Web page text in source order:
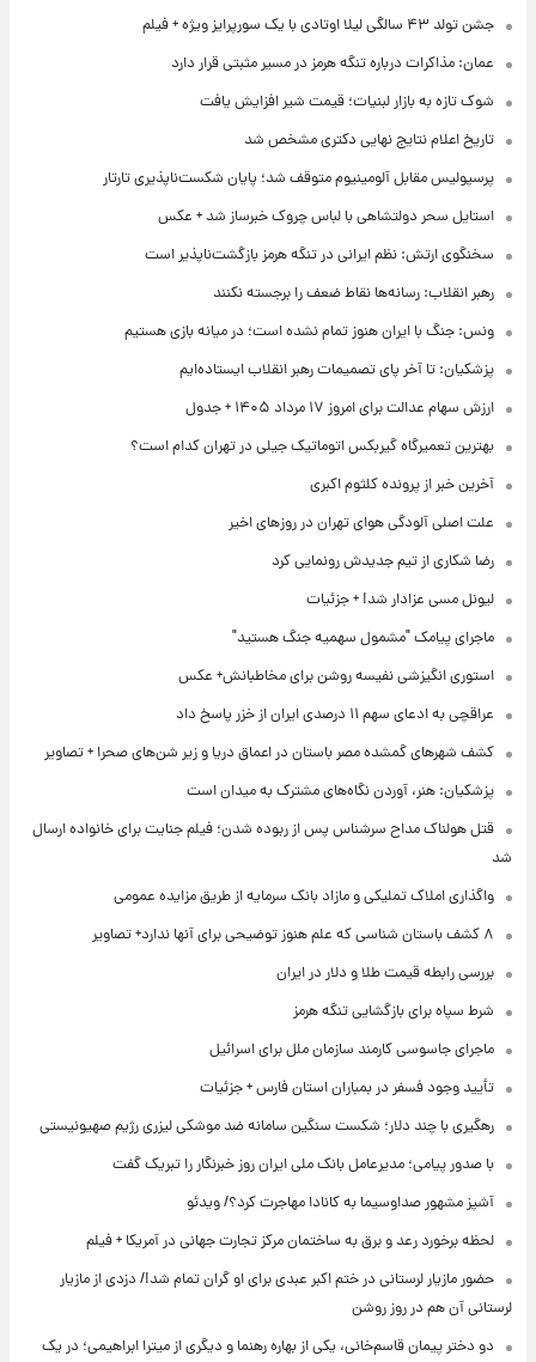
جشن تولد ۴۳ سالگی لیلا اوتادی با یک سورپرایز ویژه + فیلم
عمان: مذاکرات درباره تنگه هرمز در مسیر مثبتی قرار دارد
شوک تازه به بازار لبنیات؛ قیمت شیر افزایش یافت
تاریخ اعلام نتایج نهایی دکتری مشخص شد
پرسپولیس مقابل آلومینیوم متوقف شد؛ پایان شکست‌ناپذیری تارتار
استایل سحر دولتشاهی با لباس چروک خبرساز شد + عکس
سخنگوی ارتش: نظم ایرانی در تنگه هرمز بازگشت‌ناپذیر است
رهبر انقلاب: رسانه‌ها نقاط ضعف را برجسته نکنند
ونس: جنگ با ایران هنوز تمام نشده است؛ در میانه بازی هستیم
پزشکیان: تا آخر پای تصمیمات رهبر انقلاب ایستاده‌ایم
ارزش سهام عدالت برای امروز ۱۷ مرداد ۱۴۰۵ + جدول
بهترین تعمیرگاه گیربکس اتوماتیک جیلی در تهران کدام است؟
آخرین خبر از پرونده کلثوم اکبری
علت اصلی آلودگی هوای تهران در روزهای اخیر
رضا شکاری از تیم جدیدش رونمایی کرد
لیونل مسی عزادار شد! + جزئیات
ماجرای پیامک "مشمول سهمیه جنگ هستید"
استوری انگیزشی نفیسه روشن برای مخاطبانش+ عکس
عراقچی به ادعای سهم ۱۱ درصدی ایران از خزر پاسخ داد
کشف شهرهای گمشده مصر باستان در اعماق دریا و زیر شن‌های صحرا + تصاویر
پزشکیان: هنر، آوردن نگاه‌های مشترک به میدان است
قتل هولناک مداح سرشناس پس از ربوده شدن؛ فیلم جنایت برای خانواده ارسال
شد
واگذاری املاک تملیکی و مازاد بانک سرمایه از طریق مزایده عمومی
۸ کشف باستان شناسی که علم هنوز توضیحی برای آنها ندارد+ تصاویر
بررسی رابطه قیمت طلا و دلار در ایران
شرط سپاه برای بازگشایی تنگه هرمز
ماجرای جاسوسی کارمند سازمان ملل برای اسرائیل
تأیید وجود فسفر در بمباران استان فارس + جزئیات
رهگیری با چند دلار؛ شکست سنگین سامانه ضد موشکی لیزری رژیم صهیونیستی
با صدور پیامی؛ مدیرعامل بانک ملی ایران روز خبرنگار را تبریک گفت
آشپز مشهور صداوسیما به کانادا مهاجرت کرد؟/ ویدئو
لحظه برخورد رعد و برق به ساختمان مرکز تجارت جهانی در آمریکا + فیلم
حضور مازیار لرستانی در ختم اکبر عبدی برای او گران تمام شد!/ دزدی از مازیار
لرستانی آن هم در روز روشن
دو دختر پیمان قاسم‌خانی، یکی از بهاره رهنما و دیگری از میترا ابراهیمی؛ در یک